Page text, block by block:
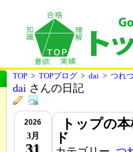
TOP > TOPブログ > dai > つれ
dai さんの日記
2026
3月
31
トップの
ド